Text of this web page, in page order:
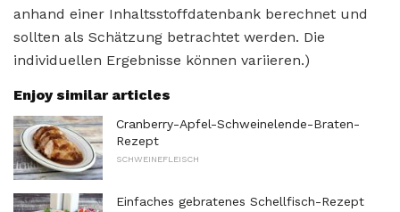
anhand einer Inhaltsstoffdatenbank berechnet und
sollten als Schätzung betrachtet werden. Die
individuellen Ergebnisse können variieren.)
Enjoy similar articles
Cranberry-Apfel-Schweinelende-Braten-
Rezept
SCHWEINEFLEISCH
Einfaches gebratenes Schellfisch-Rezept